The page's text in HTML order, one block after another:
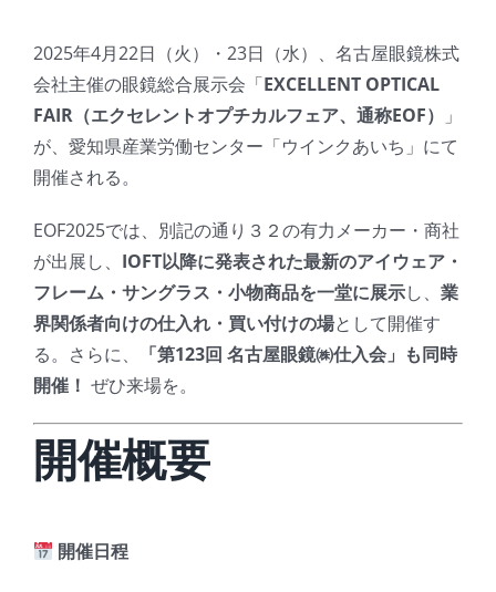
2025年4月22日（火）・23日（水）、名古屋眼鏡株式
会社主催の眼鏡総合展示会「EXCELLENT OPTICAL
FAIR（エクセレントオプチカルフェア、通称EOF）
」
が、愛知県産業労働センター「ウインクあいち」にて
開催される。
EOF2025では、別記の通り３２の有力メーカー・商社
が出展し、 IOFT以降に発表された最新のアイウェア・
フレーム・サングラス・小物商品を一堂に展示し、 業
界関係者向けの仕入れ・買い付けの場として開催す
る。さらに、
「第123回 名古屋眼鏡㈱仕入会」も同時
開催！ ぜひ来場を。
開催概要
開催日程